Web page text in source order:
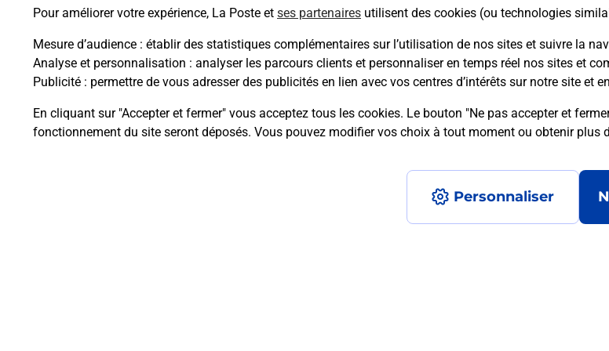
Pour améliorer votre expérience, La Poste et ses partenaires utilisent des cookies (ou technologies
Mesure d’audience : établir des statistiques complémentaires sur l’utilisation de nos sites et suivre la
Analyse et personnalisation : analyser les parcours clients et personnaliser en temps réel nos sites et
Publicité : permettre de vous adresser des publicités en lien avec vos centres d’intérêts sur notre site et
En cliquant sur "Accepter et fermer" vous acceptez tous les cookies. Le bouton "Ne pas accepter et
fonctionnement du site seront déposés. Vous pouvez modifier vos choix à tout moment ou obtenir plus
Personnaliser
Questions fréquemment posées